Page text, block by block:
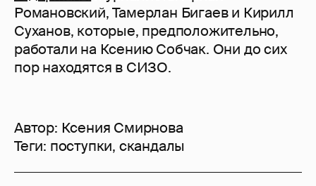
Романовский, Тамерлан Бигаев и Кирилл
Суханов, которые, предположительно,
работали на Ксению Собчак. Они до сих
пор находятся в СИЗО.
Автор: Ксения Смирнова
Теги: поступки, скандалы